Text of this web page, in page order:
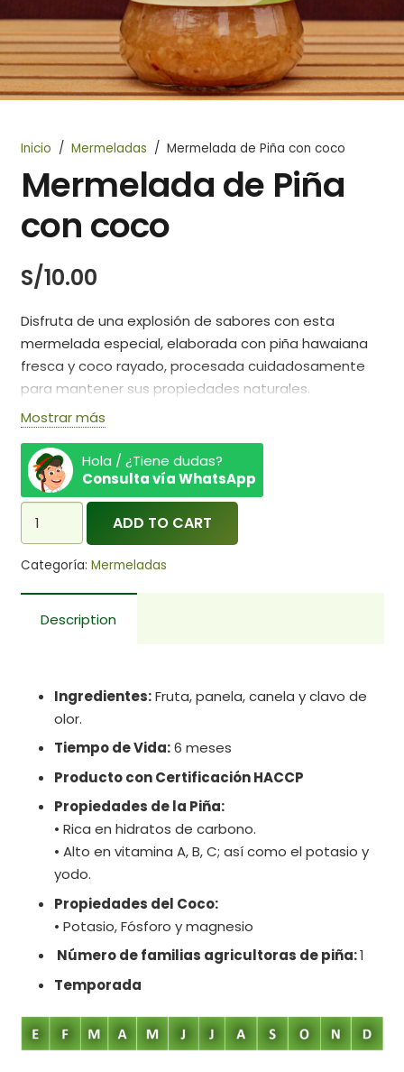
Inicio / Mermeladas / Mermelada de Piña con coco
Mermelada de Piña
con coco
S/10.00
Disfruta de una explosión de sabores con esta
mermelada especial, elaborada con piña hawaiana
fresca y coco rayado, procesada cuidadosamente
para mantener sus propiedades naturales.
¡Siente el dulce sabor de esta sabrosa combinación
en tus meriendas!
Piñas cultivadas en el distrito de Huancabamba
– Oxapampa a una altitud de 1,666 m.s.n.m
Endulzada:Con panela
Mostrar más
Hola / ¿Tiene dudas?
Consulta vía WhatsApp
Piña
quantity
ADD TO CART
Categoría: Mermeladas
Description
Ingredientes:Fruta, panela, canela y clavo de
olor.
Tiempo de Vida:6 meses
Producto con Certificación HACCP
Propiedades de la Piña:
• Rica en hidratos de carbono.
• Alto en vitamina A, B, C; así como el potasio y
yodo.
Propiedades del Coco:
• Potasio, Fósforo y magnesio
Número de familias agricultoras de piña:1
Temporada